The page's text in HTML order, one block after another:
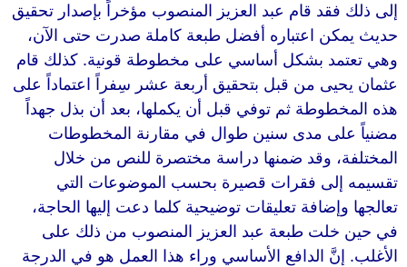
إلى ذلك فقد قام عبد العزيز المنصوب مؤخراً بإصدار تحقيق
حديث يمكن اعتباره أفضل طبعة كاملة صدرت حتى الآن،
وهي تعتمد بشكل أساسي على مخطوطة قونية. كذلك قام
عثمان يحيى من قبل بتحقيق أربعة عشر سِفراً اعتماداً على
هذه المخطوطة ثم توفي قبل أن يكملها، بعد أن بذل جهداً
مضنياً على مدى سنين طوال في مقارنة المخطوطات
المختلفة، وقد ضمنها دراسة مختصرة للنص من خلال
تقسيمه إلى فقرات قصيرة بحسب الموضوعات التي
تعالجها وإضافة تعليقات توضيحية كلما دعت إليها الحاجة،
في حين خلت طبعة عبد العزيز المنصوب من ذلك على
الأغلب. إنَّ الدافع الأساسي وراء هذا العمل هو في الدرجة